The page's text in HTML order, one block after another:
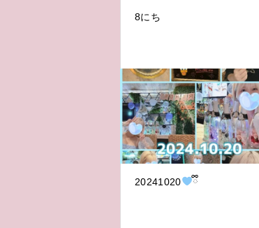
8にち
20241020 ྀི